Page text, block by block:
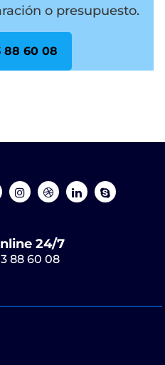
o presupuesto.
88 60 08
24/7
88 60 08